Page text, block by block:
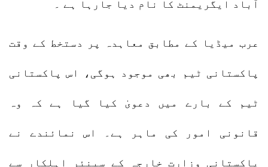
آباد ایگریمنٹ کا نام دیا جارہا ہے ۔
عرب میڈیا کے مطابق معاہدہ پر دستخط کے وقت
پاکستانی ٹیم بھی موجود ہوگی، اس پاکستانی
ٹیم کے بارے میں دعویٰ کیا گیا ہے کہ وہ
قانونی امور کی ماہر ہے۔ اس نمائندے نے
پاکستانی وزارت خارجہ کے سینئر اہلکار سے